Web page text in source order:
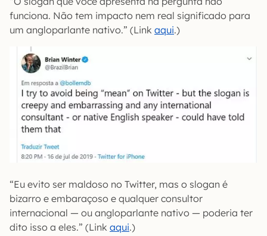
funciona. Não tem impacto nem real significado para
um angloparlante nativo.” (Link aqui.)
“Eu evito ser maldoso no Twitter, mas o slogan é
bizarro e embaraçoso e qualquer consultor
internacional — ou angloparlante nativo — poderia ter
dito isso a eles.” (Link aqui.)